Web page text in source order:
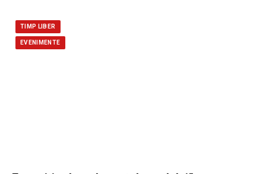
TIMP LIBER
EVENIMENTE